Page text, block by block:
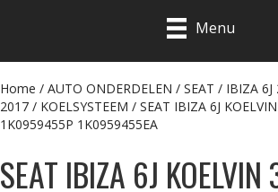
Menu
Home / AUTO ONDERDELEN / SEAT / IBIZA
2017 / KOELSYSTEEM / SEAT IBIZA 6J
1K0959455P 1K0959455EA
SEAT IBIZA 6J